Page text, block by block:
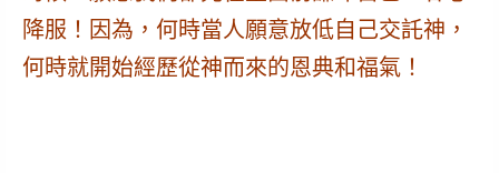
降服！因為，何時當人願意放低自己交託神，
何時就開始經歷從神而來的恩典和福氣！